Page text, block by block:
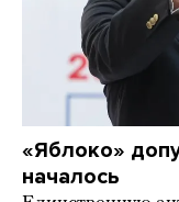
«Яблоко»
началось